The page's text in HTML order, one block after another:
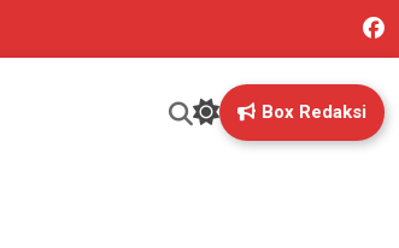
Box Redaksi